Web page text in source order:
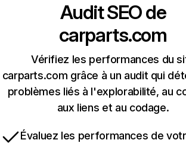
Audit SEO de
carparts.com
Vérifiez les performances du
carparts.com grâce à un audit qui
problèmes liés à l'explorabilité, au
aux liens et au codage.
Évaluez les performances de